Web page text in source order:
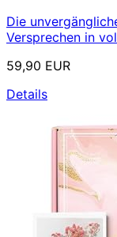
Die
Versprechen in
59,90 EUR
Details